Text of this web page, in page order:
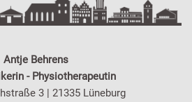
Antje Behrens
- Physiotherapeutin
3 | 21335 Lüneburg